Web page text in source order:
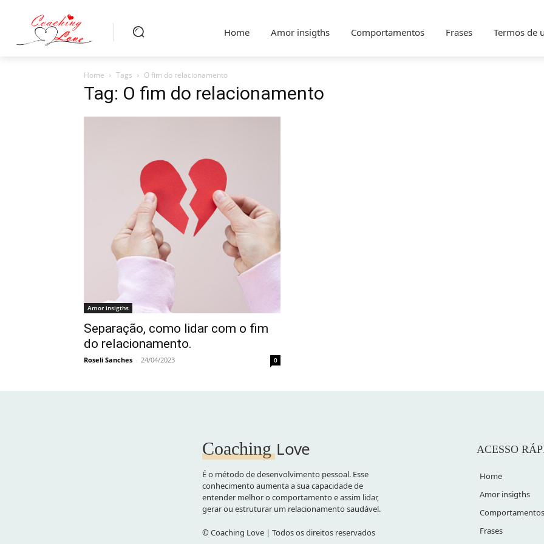
Home Amor insigths Comportamentos Frases Termos de
Home Tags O fim do relacionamento
Tag: O fim do relacionamento
Amor insigths
Separação, como lidar com o fim
do relacionamento.
Roseli Sanches - 24/04/2023 0
Coaching Love
É o método de desenvolvimento pessoal. Esse
conhecimento aumenta a sua capacidade de
entender melhor o comportamento e assim lidar,
gerar ou estruturar um relacionamento saudável.
© Coaching Love | Todos os direitos reservados
ACESSO
Home
Amor insigths
Comportamentos
Frases